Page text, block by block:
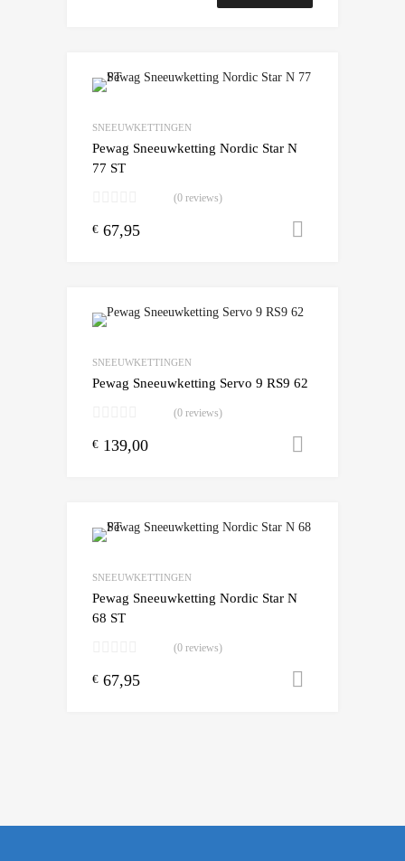
SNEEUWKETTINGEN
Pewag Sneeuwketting Nordic Star N
77 ST
(0 reviews)
€ 67,95
SNEEUWKETTINGEN
Pewag Sneeuwketting Servo 9 RS9 62
(0 reviews)
€ 139,00
SNEEUWKETTINGEN
Pewag Sneeuwketting Nordic Star N
68 ST
(0 reviews)
€ 67,95